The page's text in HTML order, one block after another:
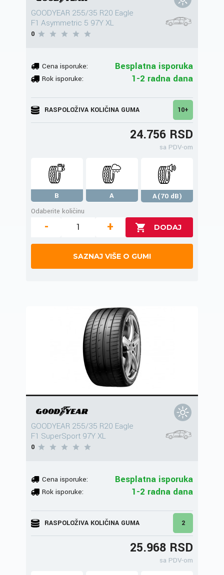
GOODYEAR 255/35 R20 Eagle
F1 Asymmetric 5 97Y XL
0
Cena isporuke: Besplatna isporuka
Rok isporuke: 1-2 radna dana
RASPOLOŽIVA KOLIČINA GUMA 10+
24.756 RSD
sa PDV-om
B A
A(70 dB)
Odaberite količinu
- +
SAZNAJ VIŠE O GUMI
GOODYEAR 255/35 R20 Eagle
F1 SuperSport 97Y XL
0
Cena isporuke: Besplatna isporuka
Rok isporuke: 1-2 radna dana
RASPOLOŽIVA KOLIČINA GUMA 2
25.968 RSD
sa PDV-om